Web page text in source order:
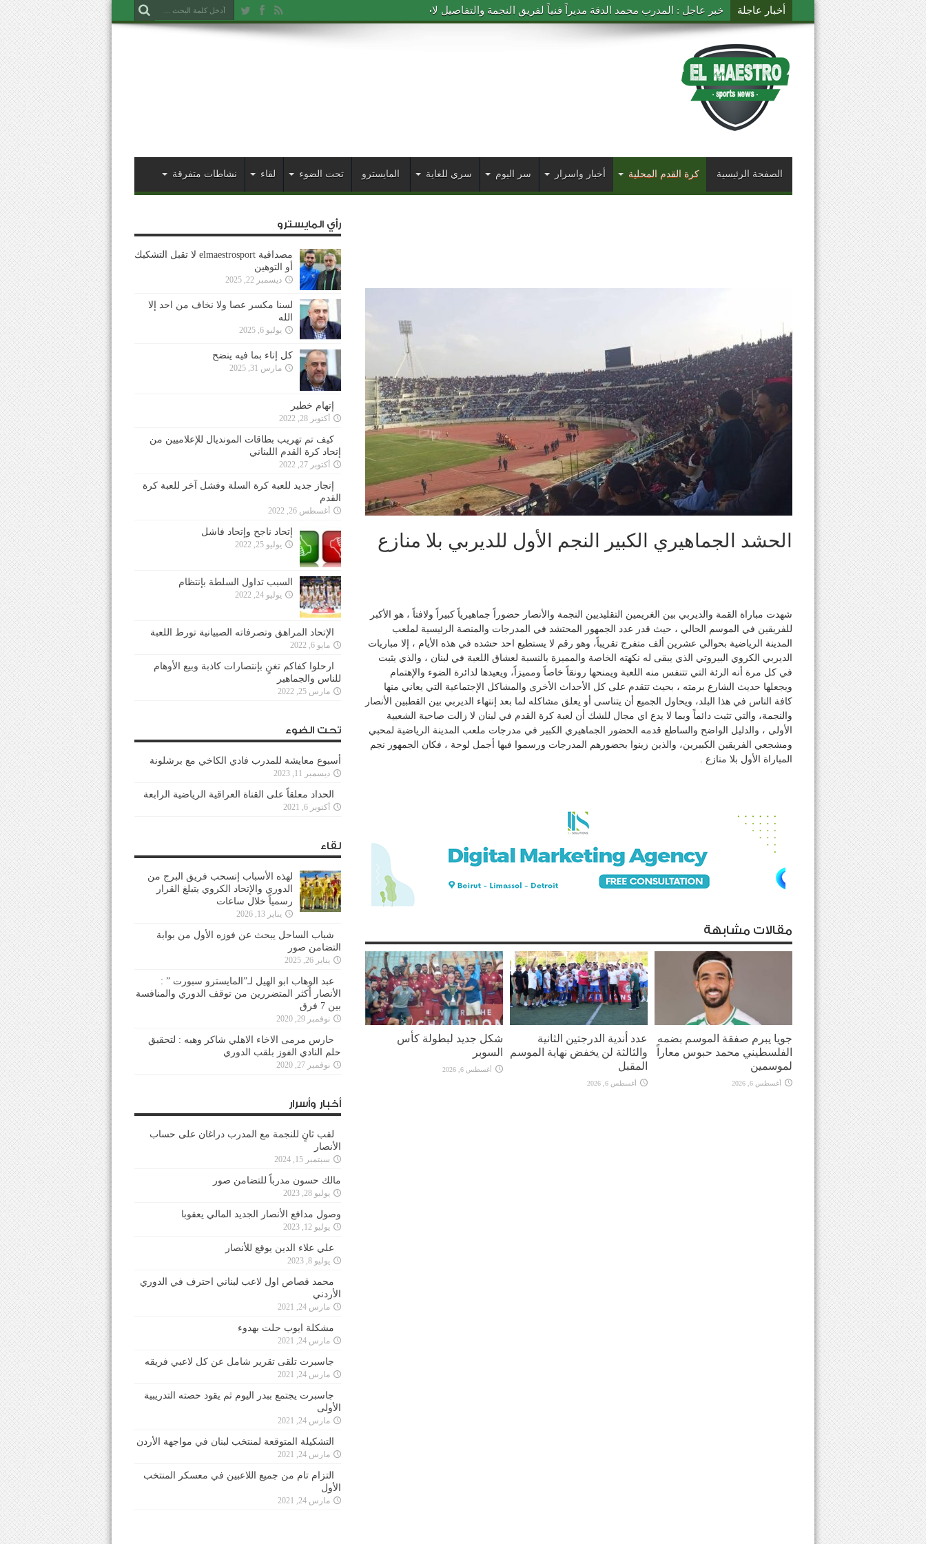
أخبار عاجلة خبر عاجل : المدرب محمد الدقة مديراً فنياً لفريق النجمة والتفاصيل لاحقاً
الصفحة الرئيسية كرة القدم المحلية أخبار واسرار سر اليوم سري للغاية المايسترو تحت الضوء لقاء نشاطات متفرقة
الحشد الجماهيري الكبير النجم الأول للديربي بلا منازع
شهدت مباراة القمة والديربي بين الغريمين التقليديين النجمة والأنصار حضوراً جماهيرياً كبيراً ولافتاً ، هو الأكبر
للفريقين في الموسم الحالي ، حيث قدر عدد الجمهور المحتشد في المدرجات والمنصة الرئيسية لملعب
المدينة الرياضية بحوالي عشرين ألف متفرج تقريباً، وهو رقم لا يستطيع احد حشده في هذه الأيام ، إلا مباريات
الديربي الكروي البيروتي الذي يبقى له نكهته الخاصة والمميزة بالنسبة لعشاق اللعبة في لبنان ، والذي يثبت
في كل مرة أنه الرئة التي تتنفس منه اللعبة ويمنحها رونقاً خاصاً ومميزاً، ويعيدها لدائرة الضوء والإهتمام
ويجعلها حديث الشارع برمته ، بحيث تتقدم على كل الأحداث الأخرى والمشاكل الإجتماعية التي يعاني منها
كافة الناس في هذا البلد، ويحاول الجميع أن يتناسى أو يعلق مشاكله لما بعد إنتهاء الديربي بين القطبين الأنصار
والنجمة، والتي تثبت دائماً وبما لا يدع اي مجال للشك أن لعبة كرة القدم في لبنان لا زالت صاحبة الشعبية
الأولى ، والدليل الواضح والساطع قدمه الحضور الجماهيري الكبير في مدرجات ملعب المدينة الرياضية لمحبي
ومشجعي الفريقين الكبيرين، والذين زينوا بحضورهم المدرجات ورسموا فيها أجمل لوحة ، فكان الجمهور نجم
المباراة الأول بلا منازع .
مقالات مشابهة
جويا يبرم صفقة الموسم بضمه
الفلسطيني محمد حبوس معاراً
لموسمين
أغسطس 6, 2026
عدد أندية الدرجتين الثانية
والثالثة لن يخفض نهاية الموسم
المقبل
أغسطس 6, 2026
شكل جديد لبطولة كأس
السوبر
أغسطس 6, 2026
رأي المايسترو
مصداقية elmaestrosport لا تقبل التشكيك
أو التوهين
ديسمبر 22, 2025
لسنا مكسر عصا ولا نخاف من احد إلا
الله
يوليو 6, 2025
كل إناء بما فيه ينضح
مارس 31, 2025
إتهام خطير
أكتوبر 28, 2022
كيف تم تهريب بطاقات المونديال للإعلاميين من
إتحاد كرة القدم اللبناني
أكتوبر 27, 2022
إنجاز جديد للعبة كرة السلة وفشل آخر للعبة كرة
القدم
أغسطس 26, 2022
إتحاد ناجح وإتحاد فاشل
يوليو 25, 2022
السبب تداول السلطة بإنتظام
يوليو 24, 2022
الإتحاد المراهق وتصرفاته الصبيانية تورط اللعبة
مايو 6, 2022
ارحلوا كفاكم تغنٍ بإنتصارات كاذبة وبيع الأوهام
للناس والجماهير
مارس 25, 2022
تحت الضوء
أسبوع معايشة للمدرب فادي الكاخي مع برشلونة
ديسمبر 11, 2023
الحداد معلقاً على القناة العراقية الرياضية الرابعة
أكتوبر 6, 2021
لقاء
لهذه الأسباب إنسحب فريق البرج من
الدوري والإتحاد الكروي يتبلغ القرار
رسمياً خلال ساعات
يناير 13, 2026
شباب الساحل يبحث عن فوزه الأول من بوابة
التضامن صور
يناير 26, 2025
عبد الوهاب ابو الهيل لـ”المايسترو سبورت ” :
الأنصار أكثر المتضررين من توقف الدوري والمنافسة
بين 7 فرق
نوفمبر 29, 2020
حارس مرمى الاخاء الاهلي شاكر وهبه : لتحقيق
حلم النادي الفوز بلقب الدوري
نوفمبر 27, 2020
أخبار وأسرار
لقب ثانٍ للنجمة مع المدرب دراغان على حساب
الأنصار
سبتمبر 15, 2024
مالك حسون مدرباً للتضامن صور
يوليو 28, 2023
وصول مدافع الأنصار الجديد المالي يعقوبا
يوليو 12, 2023
علي علاء الدين يوقع للأنصار
يوليو 8, 2023
محمد قصاص اول لاعب لبناني احترف في الدوري
الأردني
مارس 24, 2021
مشكلة ايوب حلت بهدوء
مارس 24, 2021
جاسبرت تلقى تقرير شامل عن كل لاعبي فريقه
مارس 24, 2021
جاسبرت يجتمع ببدر اليوم ثم يقود حصته التدريبية
الأولى
مارس 24, 2021
التشكيلة المتوقعة لمنتخب لبنان في مواجهة الأردن
مارس 24, 2021
التزام تام من جميع اللاعبين في معسكر المنتخب
الأول
مارس 24, 2021